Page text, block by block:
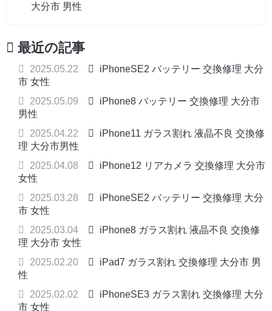
大分市 男性
最近の記事
2025.05.22
iPhoneSE2 バッテリー 交換修理 大分
市 女性
2025.05.09
iPhone8 バッテリー 交換修理 大分市
男性
2025.04.22
iPhone11 ガラス割れ 液晶不良 交換修
理 大分市男性
2025.04.08
iPhone12 リアカメラ 交換修理 大分市
女性
2025.03.28
iPhoneSE2 バッテリー 交換修理 大分
市 女性
2025.03.04
iPhone8 ガラス割れ 液晶不良 交換修
理 大分市 女性
2025.02.20
iPad7 ガラス割れ 交換修理 大分市 男
性
2025.02.02
iPhoneSE3 ガラス割れ 交換修理 大分
市 女性